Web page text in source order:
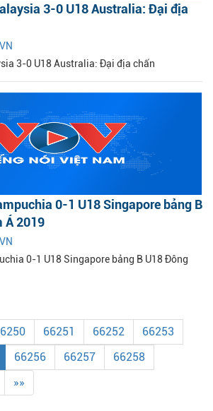
3-0 U18 Australia: Đại địa
3-0 U18 Australia: Đại địa chấn
0-1 U18 Singapore bảng B
Á 2019
0-1 U18 Singapore bảng B U18 Đông
66251 66252
66253
66256 66257
66258
»»